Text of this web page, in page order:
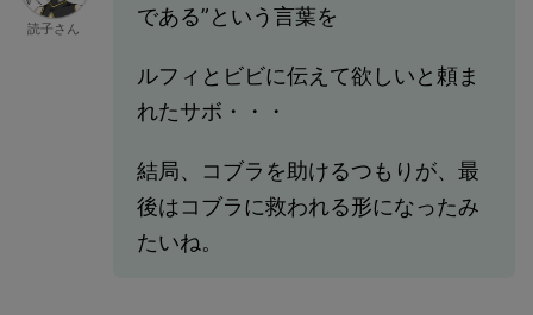
読子さん
である”という言葉を
ルフィとビビに伝えて欲しいと頼ま
れたサボ・・・
結局、コブラを助けるつもりが、最
後はコブラに救われる形になったみ
たいね。